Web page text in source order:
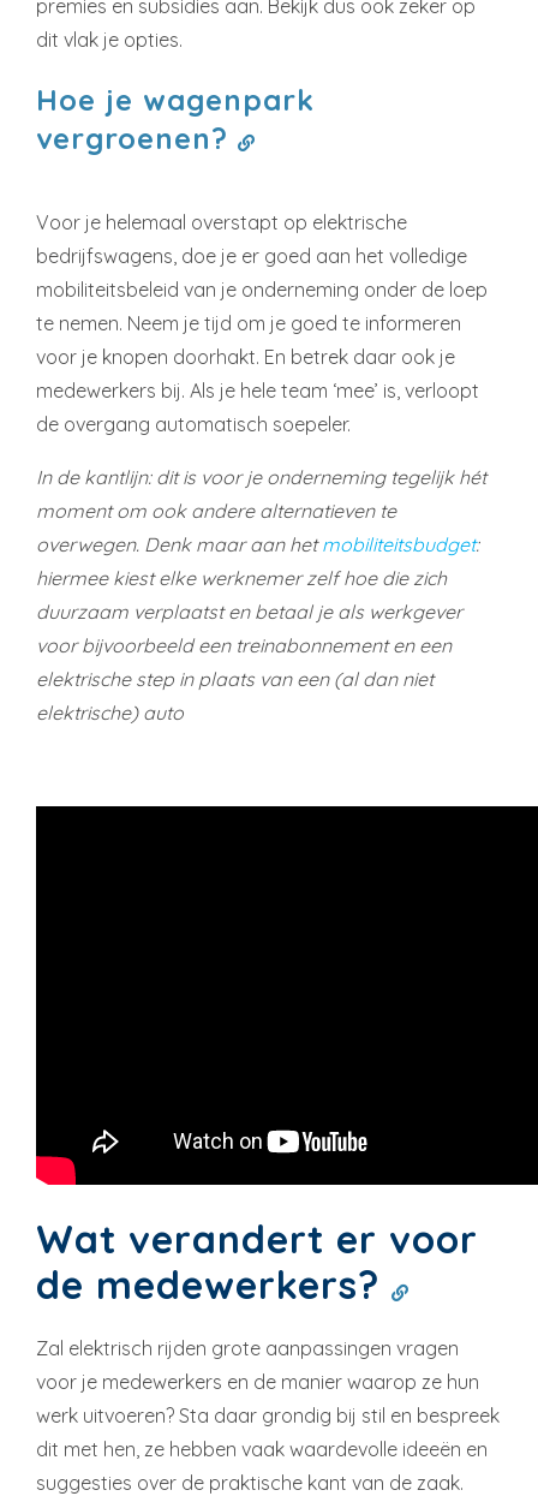
premies en subsidies aan. Bekijk dus ook zeker op
dit vlak je opties.
Hoe je wagenpark
vergroenen?
Voor je helemaal overstapt op elektrische
bedrijfswagens, doe je er goed aan het volledige
mobiliteitsbeleid van je onderneming onder de loep
te nemen. Neem je tijd om je goed te informeren
voor je knopen doorhakt. En betrek daar ook je
medewerkers bij. Als je hele team ‘mee’ is, verloopt
de overgang automatisch soepeler.
In de kantlijn: dit is voor je onderneming tegelijk hét
moment om ook andere alternatieven te
overwegen. Denk maar aan hetmobiliteitsbudget:
hiermee kiest elke werknemer zelf hoe die zich
duurzaam verplaatst en betaal je als werkgever
voor bijvoorbeeld een treinabonnement en een
elektrische step in plaats van een (al dan niet
elektrische) auto
Wat verandert er voor
de medewerkers?
Zal elektrisch rijden grote aanpassingen vragen
voor je medewerkers en de manier waarop ze hun
werk uitvoeren? Sta daar grondig bij stil en bespreek
dit met hen, ze hebben vaak waardevolle ideeën en
suggesties over de praktische kant van de zaak.